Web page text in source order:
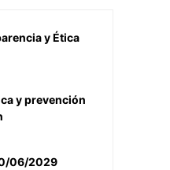
y Ética
y prevención
06/2029